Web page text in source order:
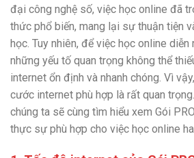
đại công nghệ số, việc học online đã
thức phổ biến, mang lại sự thuận tiện
học. Tuy nhiên, để việc học online
những yếu tố quan trọng không thể
internet ổn định và nhanh chóng. Vì
cước internet phù hợp là rất quan
chúng ta sẽ cùng tìm hiểu xem Gói
thực sự phù hợp cho việc học online